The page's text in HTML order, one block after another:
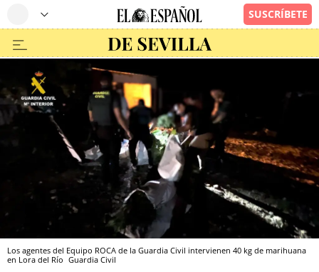
Los agentes del Equipo ROCA de la Guardia Civil intervienen 40 kg de marihuana
en Lora del Río Guardia Civil